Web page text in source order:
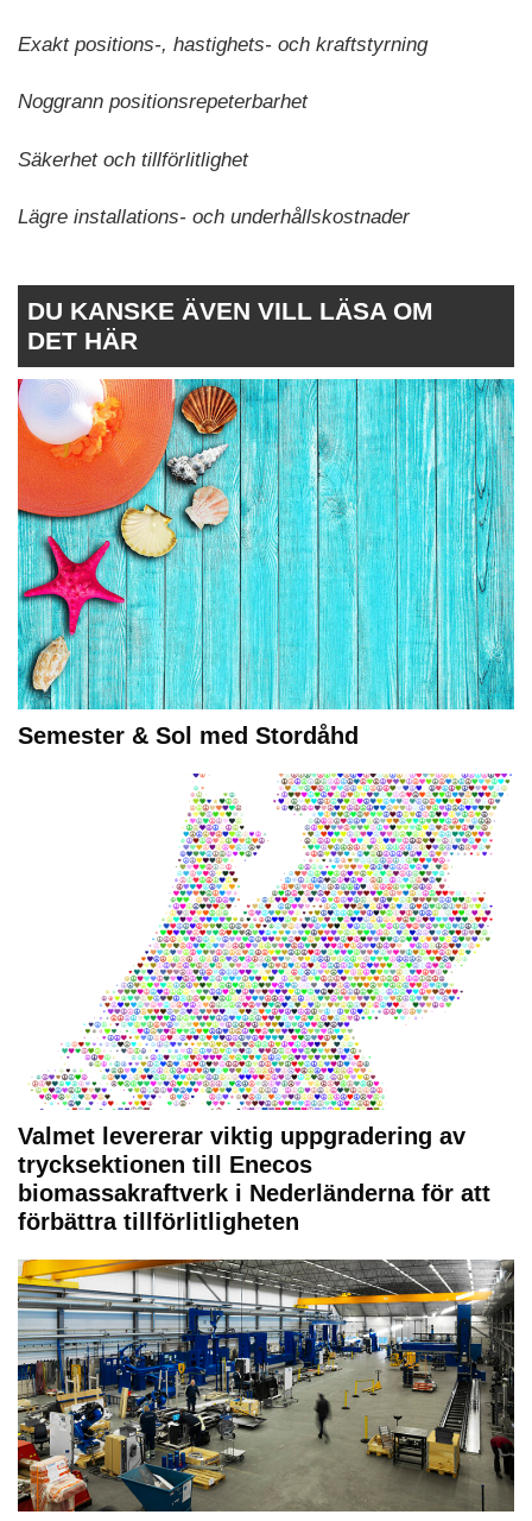
Exakt positions-, hastighets- och kraftstyrning
Noggrann positionsrepeterbarhet
Säkerhet och tillförlitlighet
Lägre installations- och underhållskostnader
DU KANSKE ÄVEN VILL LÄSA OM
DET HÄR
Semester & Sol med Stordåhd
Valmet levererar viktig uppgradering av
trycksektionen till Enecos
biomassakraftverk i Nederländerna för att
förbättra tillförlitligheten